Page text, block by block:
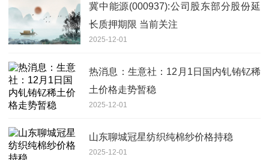
冀中能源(000937):公司股东部分股份延
长质押期限 当前关注
2025-12-01
热消息：生意社：12月1日国内钆铕钇稀
土价格走势暂稳
2025-12-01
山东聊城冠星纺织纯棉纱价格持稳
2025-12-01